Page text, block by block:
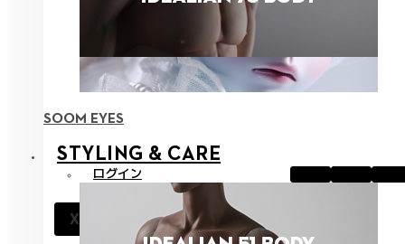
SOOM EYES
STYLING & CARE
ログイン
X